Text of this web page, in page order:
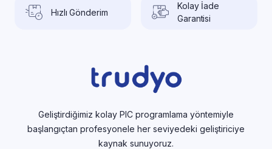
Hızlı Gönderim
Kolay İade
Garantisi
Geliştirdiğimiz kolay PIC programlama yöntemiyle
başlangıçtan profesyonele her seviyedeki geliştiriciye
kaynak sunuyoruz.